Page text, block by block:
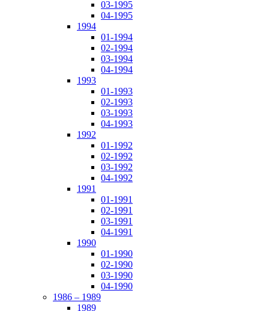
03-1995
04-1995
1994
01-1994
02-1994
03-1994
04-1994
1993
01-1993
02-1993
03-1993
04-1993
1992
01-1992
02-1992
03-1992
04-1992
1991
01-1991
02-1991
03-1991
04-1991
1990
01-1990
02-1990
03-1990
04-1990
1986 – 1989
1989